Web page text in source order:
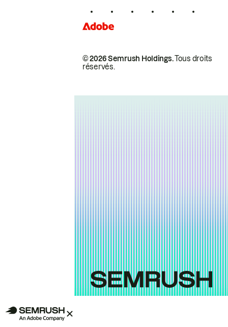
© 2026 Semrush Holdings.Tous droits
réservés.